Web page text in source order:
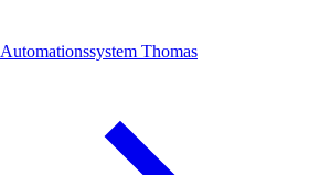
Automationssystem Thomas